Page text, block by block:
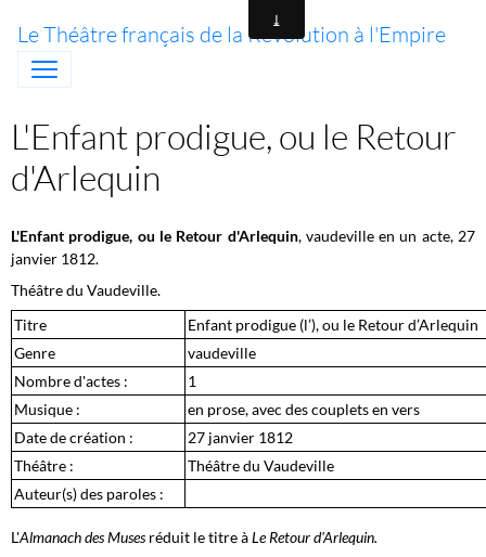
Le Théâtre français de la Révolution à l'Empire
L'Enfant prodigue, ou le Retour
d'Arlequin
L'Enfant prodigue, ou le Retour d'Arlequin, vaudeville en un acte, 27
janvier 1812.
Théâtre du Vaudeville.
Titre
Enfant prodigue (l’), ou le Retour d’Arlequin
Genre
vaudeville
Nombre d'actes :
1
Musique :
en prose, avec des couplets en vers
Date de création :
27 janvier 1812
Théâtre :
Théâtre du Vaudeville
Auteur(s) des paroles :
L'Almanach des Musesréduit le titre àLe Retour d'Arlequin.